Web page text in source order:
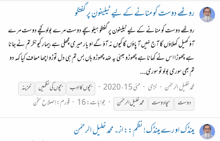
روٹھے دوست کو منانے کے لیے ٹیلیفون پر گفتگو
روٹھے دوست کو منانے کے لیے ٹیلیفون پر گفتگو ہیلو سچے دوست مرے بولو کچے دوست مرے
آؤ کھیل کھلاؤں گا آج نہیں آ پاؤں گا کیوں نہ آؤ گے او یار میری مچھلی ہے بیمار کیونکر تم نے جانا
ہے چھوڑا اس نے کھانا ہے چھوڑو بھئی یه ضد چھوڑو ہاں بس تم ہی دل توڑو اچھا معاف کیا کہہ دو
تم بھی سوری بولو تو سوری...
محمد خلیل الرحمٰن
لڑی مئی 15، 2020 بچوںکا ادب بچوںکینظمیں
خزینہ
دوست
سچا دوست محمد خلیل الرحمٰن جوابات: 16 فورم:اِصلاحِ سخن
مینڈک او رے مینڈک! نظم:: از۔ محمد خلیل الرحمٰن